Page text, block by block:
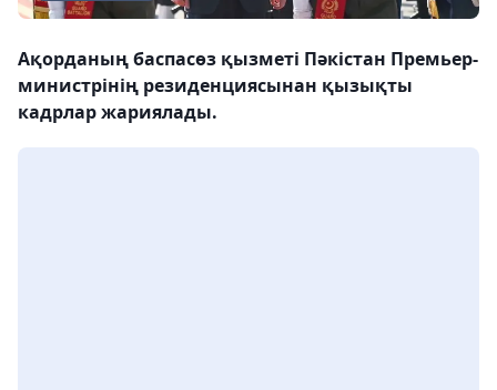
Ақорданың баспасөз қызметі Пәкістан Премьер-
министрінің резиденциясынан қызықты
кадрлар жариялады.